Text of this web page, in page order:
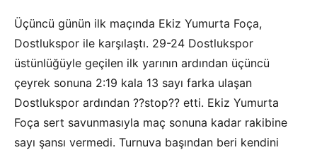
Üçüncü günün ilk maçında Ekiz Yumurta Foça,
Dostlukspor ile karşılaştı. 29-24 Dostlukspor
üstünlüğüyle geçilen ilk yarının ardından üçüncü
çeyrek sonuna 2:19 kala 13 sayı farka ulaşan
Dostlukspor ardından ??stop?? etti. Ekiz Yumurta
Foça sert savunmasıyla maç sonuna kadar rakibine
sayı şansı vermedi. Turnuva başından beri kendini